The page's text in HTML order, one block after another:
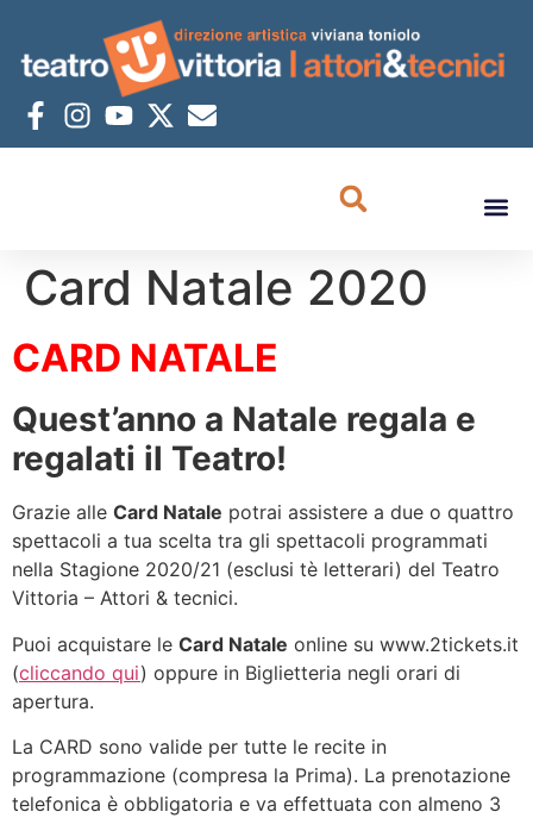
Card Natale 2020
CARD NATALE
Quest’anno a Natale regala e
regalati il Teatro!
Grazie alle Card Natale potrai assistere a due o quattro
spettacoli a tua scelta tra gli spettacoli programmati
nella Stagione 2020/21 (esclusi tè letterari) del Teatro
Vittoria – Attori & tecnici.
Puoi acquistare le Card Natale online su www.2tickets.it
(cliccando qui) oppure in Biglietteria negli orari di
apertura.
La CARD sono valide per tutte le recite in
programmazione (compresa la Prima). La prenotazione
telefonica è obbligatoria e va effettuata con almeno 3